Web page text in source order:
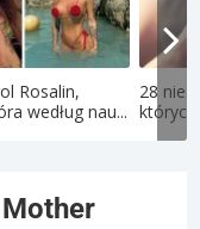
Rosalin,
według nau...
28
których